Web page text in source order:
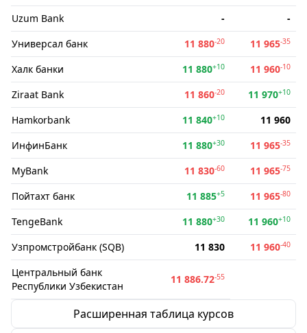
Uzum Bank -
-
Универсал банк
11 880-20 11 965-35
Халк банки 11 880+10 11 960-10
Ziraat Bank 11 860-20 11 970+10
Hamkorbank 11 840+10
11 960
ИнфинБанк
11 880+30 11 965-35
MyBank 11 830-60 11 965-75
Пойтахт банк 11 885+5 11 965-80
TengeBank 11 880+30 11 960+10
Узпромстройбанк (SQB) 11 830 11 960-40
Центральный банк
Республики Узбекистан
11 886.72-55
Расширенная таблица курсов